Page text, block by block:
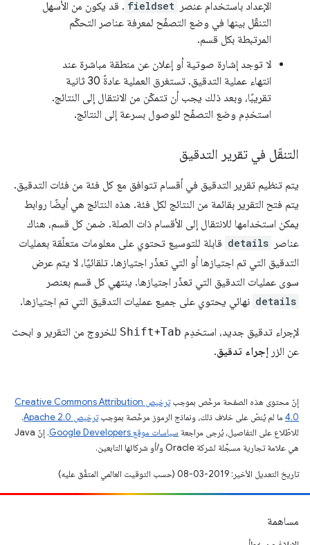
الإعداد باستخدام عنصر fieldset . قد يكون من الأسهل
التنقّل بينها في وضع التصفّح لمعرفة عناصر التحكّم
المرتبطة بكل قسم.
لا توجد إشارة صوتية أو إعلان عن منطقة مباشرة عند
انتهاء عملية التدقيق. تستغرق العملية عادةً 30 ثانية
تقريبًا، وبعد ذلك يجب أن تتمكّن من الانتقال إلى النتائج.
استخدِم وضع التصفّح للوصول بسرعة إلى النتائج.
التنقّل في تقرير التدقيق
يتم تنظيم تقرير التدقيق في أقسام تتوافق مع كل فئة من فئات التدقيق.
يتم فتح التقرير بقائمة من النتائج لكل فئة. هذه النتائج هي أيضًا روابط
يمكن استخدامها للانتقال إلى الأقسام ذات الصلة. ضمن كل قسم، هناك
عناصر details قابلة للتوسيع تحتوي على معلومات متعلّقة بعمليات
التدقيق التي تم اجتيازها أو التي تعذّر اجتيازها. تلقائيًا، لا يتم عرض
سوى عمليات التدقيق التي تعذّر اجتيازها. ينتهي كل قسم بعنصر
details نهائي يحتوي على جميع عمليات التدقيق التي تم اجتيازها.
لإجراء تدقيق جديد، استخدِم Shift+Tab
للخروج من التقرير و ابحث
عن الزر إجراء تدقيق.
إنّ محتوى هذه الصفحة مرخّص بموجب
ترخيص Creative Commons Attribution
4.0‏ ما لم يُنصّ على خلاف ذلك، ونماذج الرموز مرخّصة بموجبترخيص Apache 2.0‏
.
للاطّلاع على التفاصيل، يُرجى مراجعة سياسات موقع Google Developers‏
. إنّ Java
هي علامة تجارية مسجَّلة لشركة Oracle و/أو شركائها التابعين.
تاريخ التعديل الأخير: 2019-03-08 (حسب التوقيت العالمي المتفَّق عليه)
مساهمة